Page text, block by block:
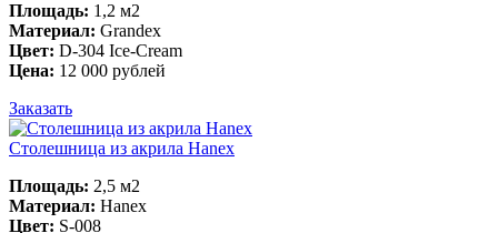
Площадь: 1,2 м2
Материал: Grandex
Цвет: D-304 Ice-Cream
Цена: 12 000 рублей
Заказать
Столешница из акрила Hanex
Площадь: 2,5 м2
Материал: Hanex
Цвет: S-008